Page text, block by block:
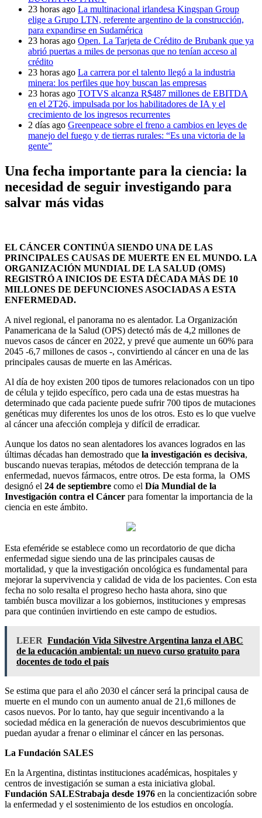
23 horas ago La multinacional irlandesa Kingspan Group
elige a Grupo LTN, referente argentino de la construcción,
para expandirse en Sudamérica
23 horas ago Open. La Tarjeta de Crédito de Brubank que ya
abrió puertas a miles de personas que no tenían acceso al
crédito
23 horas ago La carrera por el talento llegó a la industria
minera: los perfiles que hoy buscan las empresas
23 horas ago TOTVS alcanza R$487 millones de EBITDA
en el 2T26, impulsada por los habilitadores de IA y el
crecimiento de los ingresos recurrentes
2 días ago Greenpeace sobre el freno a cambios en leyes de
manejo del fuego y de tierras rurales: “Es una victoria de la
gente”
Una fecha importante para la ciencia: la
necesidad de seguir investigando para
salvar más vidas
EL CÁNCER CONTINÚA SIENDO UNA DE LAS
PRINCIPALES CAUSAS DE MUERTE EN EL MUNDO. LA
ORGANIZACIÓN MUNDIAL DE LA SALUD (OMS)
REGISTRÓ A INICIOS DE ESTA DÉCADA MÁS DE 10
MILLONES DE DEFUNCIONES ASOCIADAS A ESTA
ENFERMEDAD.
A nivel regional, el panorama no es alentador. La Organización
Panamericana de la Salud (OPS) detectó más de 4,2 millones de
nuevos casos de cáncer en 2022, y prevé que aumente un 60% para
2045 -6,7 millones de casos -, convirtiendo al cáncer en una de las
principales causas de muerte en las Américas.
Al día de hoy existen 200 tipos de tumores relacionados con un tipo
de célula y tejido específico, pero cada una de estas muestras ha
determinado que cada paciente puede sufrir 700 tipos de mutaciones
genéticas muy diferentes los unos de los otros. Esto es lo que vuelve
al cáncer una afección compleja y difícil de erradicar.
Aunque los datos no sean alentadores los avances logrados en las
últimas décadas han demostrado que la investigación es decisiva,
buscando nuevas terapias, métodos de detección temprana de la
enfermedad, nuevos fármacos, entre otros. De esta forma, la OMS
designó el 24 de septiembre como el Día Mundial de la
Investigación contra el Cáncer para fomentar la importancia de la
ciencia en este ámbito.
Esta efeméride se establece como un recordatorio de que dicha
enfermedad sigue siendo una de las principales causas de
mortalidad, y que la investigación oncológica es fundamental para
mejorar la supervivencia y calidad de vida de los pacientes. Con esta
fecha no solo resalta el progreso hecho hasta ahora, sino que
también busca movilizar a los gobiernos, instituciones y empresas
para que continúen invirtiendo en este campo de estudios.
LEER Fundación Vida Silvestre Argentina lanza el ABC
de la educación ambiental: un nuevo curso gratuito para
docentes de todo el país
Se estima que para el año 2030 el cáncer será la principal causa de
muerte en el mundo con un aumento anual de 21,6 millones de
casos nuevos. Por lo tanto, hay que seguir incentivando a la
sociedad médica en la generación de nuevos descubrimientos que
puedan ayudar a frenar o eliminar el cáncer en las personas.
La Fundación SALES
En la Argentina, distintas instituciones académicas, hospitales y
centros de investigación se suman a esta iniciativa global.
Fundación SALEStrabaja desde 1976 en la concientización sobre
la enfermedad y el sostenimiento de los estudios en oncología.